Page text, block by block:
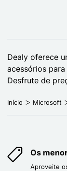
Dealy oferece
acessórios
Desfrute de
Início Microsoft
Os
Aproveite